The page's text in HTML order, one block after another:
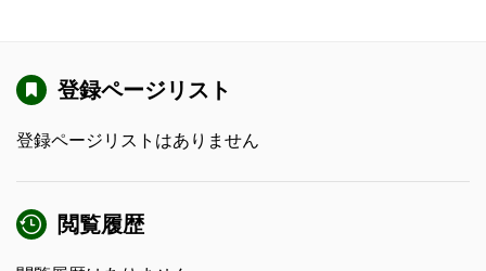
登録ページリスト
登録ページリストはありません
閲覧履歴